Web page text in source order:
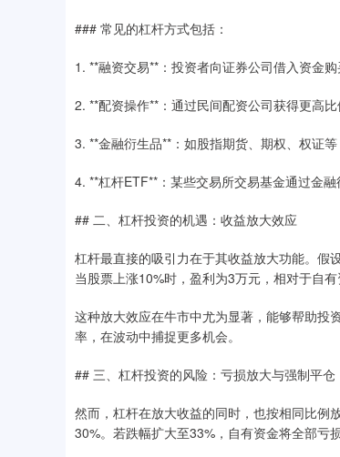
### 常见的杠杆方式包括：
1. **融资交易**：投资者向证券公司借入资金
2. **配资操作**：通过民间配资公司获得更高
3. **金融衍生品**：如股指期货、期权、权证等
4. **杠杆ETF**：某些交易所交易基金通过金融
## 二、杠杆投资的机遇：收益放大效应
杠杆最直接的吸引力在于其收益放大功能。假
当股票上涨10%时，盈利为3万元，相对于自
这种放大效应在牛市中尤为显著，能够帮助投
率，在波动中捕捉更多机会。
## 三、杠杆投资的风险：亏损放大与强制平仓
然而，杠杆在放大收益的同时，也按相同比例
30%。若跌幅扩大至33%，自有资金将全部亏损